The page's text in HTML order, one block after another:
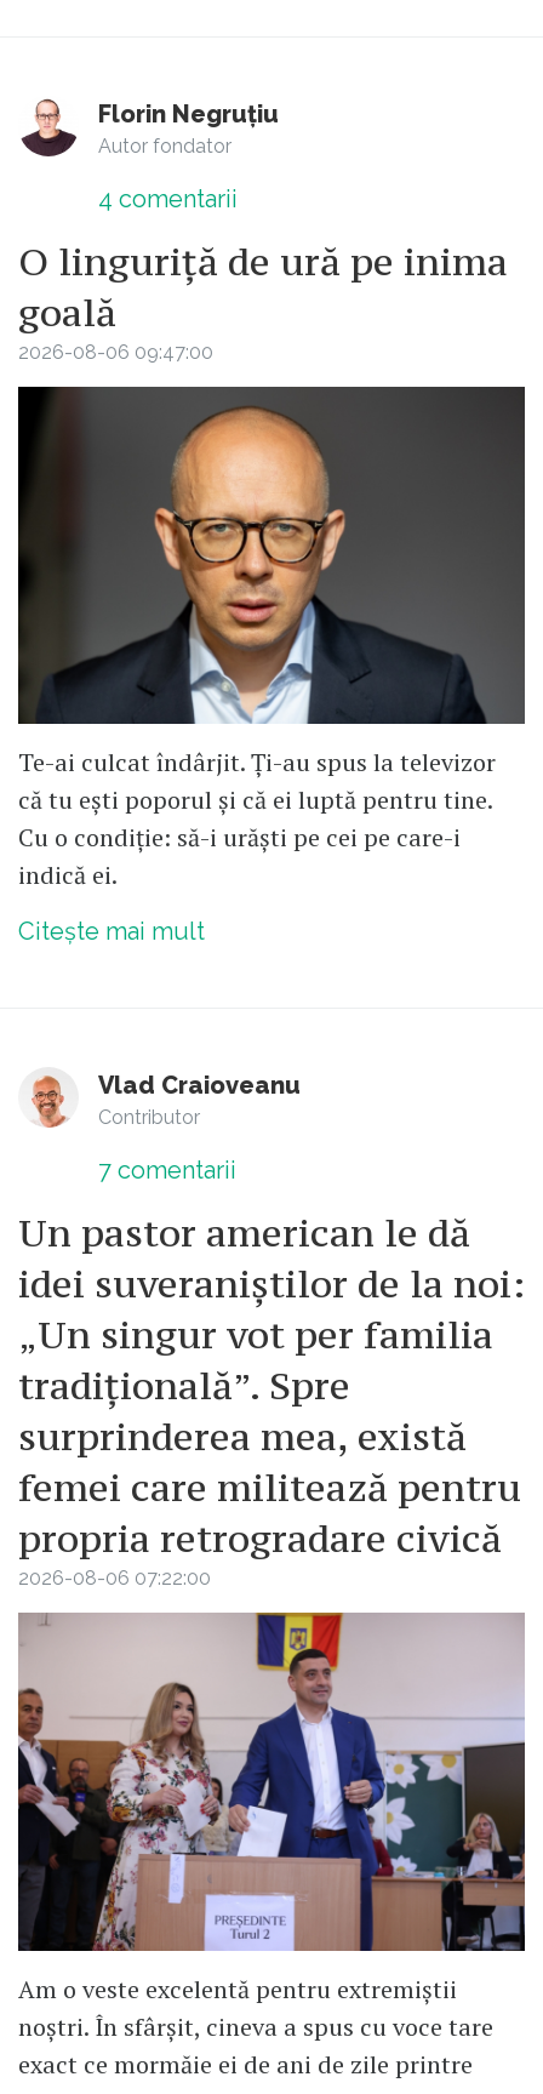
Florin Negruțiu
Autor fondator
4 comentarii
O linguriță de ură pe inima
goală
2026-08-06 09:47:00
Te-ai culcat îndârjit. Ți-au spus la televizor
că tu ești poporul și că ei luptă pentru tine.
Cu o condiție: să-i urăști pe cei pe care-i
indică ei.
Citește mai mult
Vlad Craioveanu
Contributor
7 comentarii
Un pastor american le dă
idei suveraniștilor de la noi:
„Un singur vot per familia
tradițională”. Spre
surprinderea mea, există
femei care militează pentru
propria retrogradare civică
2026-08-06 07:22:00
Am o veste excelentă pentru extremiștii
noștri. În sfârșit, cineva a spus cu voce tare
exact ce mormăie ei de ani de zile printre